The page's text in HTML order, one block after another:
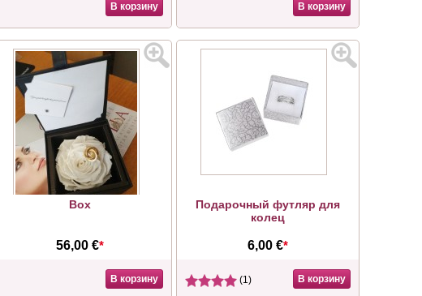
В корзину В корзину
Box
56,00 €*
В корзину
Подарочный футляр для
колец
6,00 €*
(1) В корзину